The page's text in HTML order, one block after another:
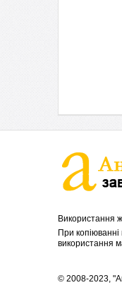
Використання
При
використання
© 2008-2023,